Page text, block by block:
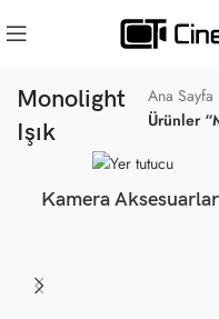
Monolight
Işık
Ana Sayfa
Ürünler
Kamera